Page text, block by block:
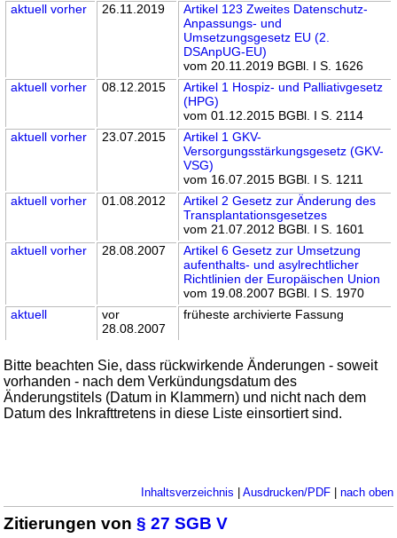
aktuell vorher 26.11.2019
Artikel 123 Zweites Datenschutz-
Anpassungs- und
Umsetzungsgesetz EU (2.
DSAnpUG-EU)
vom 20.11.2019 BGBl. I S. 1626
aktuell vorher 08.12.2015
Artikel 1 Hospiz- und Palliativgesetz
(HPG)
vom 01.12.2015 BGBl. I S. 2114
aktuell vorher 23.07.2015
Artikel 1 GKV-
Versorgungsstärkungsgesetz (GKV-
VSG)
vom 16.07.2015 BGBl. I S. 1211
aktuell vorher 01.08.2012
Artikel 2 Gesetz zur Änderung des
Transplantationsgesetzes
vom 21.07.2012 BGBl. I S. 1601
aktuell vorher 28.08.2007
Artikel 6 Gesetz zur Umsetzung
aufenthalts- und asylrechtlicher
Richtlinien der Europäischen Union
vom 19.08.2007 BGBl. I S. 1970
aktuell
vor
28.08.2007
früheste archivierte Fassung
Bitte beachten Sie, dass rückwirkende Änderungen - soweit
vorhanden - nach dem Verkündungsdatum des
Änderungstitels (Datum in Klammern) und nicht nach dem
Datum des Inkrafttretens in diese Liste einsortiert sind.
Inhaltsverzeichnis | Ausdrucken/PDF| nach oben
Zitierungen von§ 27 SGB V